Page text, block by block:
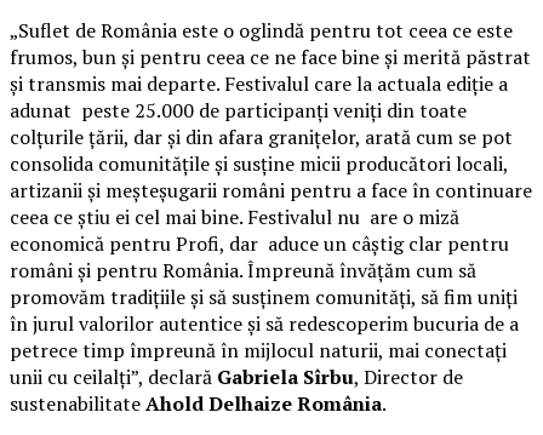
„Suflet de România este o oglindă pentru tot ceea ce este
frumos, bun și pentru ceea ce ne face bine și merită păstrat
și transmis mai departe. Festivalul care la actuala ediție a
adunat peste 25.000 de participanți veniți din toate
colțurile țării, dar și din afara granițelor, arată cum se pot
consolida comunitățile și susține micii producători locali,
artizanii și meșteșugarii români pentru a face în continuare
ceea ce știu ei cel mai bine. Festivalul nu are o miză
economică pentru Profi, dar aduce un câștig clar pentru
români și pentru România. Împreună învățăm cum să
promovăm tradițiile și să susținem comunități, să fim uniți
în jurul valorilor autentice și să redescoperim bucuria de a
petrece timp împreună în mijlocul naturii, mai conectați
unii cu ceilalți”, declară Gabriela Sîrbu, Director de
sustenabilitateAhold Delhaize România.